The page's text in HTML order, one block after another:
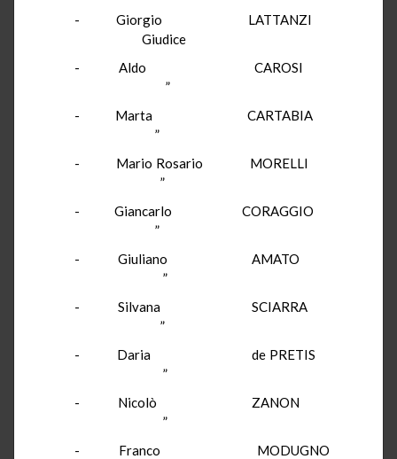
- Giorgio LATTANZI
Giudice
- Aldo CAROSI
”
- Marta CARTABIA
”
- Mario Rosario MORELLI
”
- Giancarlo CORAGGIO
”
- Giuliano AMATO
”
- Silvana SCIARRA
”
- Daria de PRETIS
”
- Nicolò ZANON
”
- Franco MODUGNO